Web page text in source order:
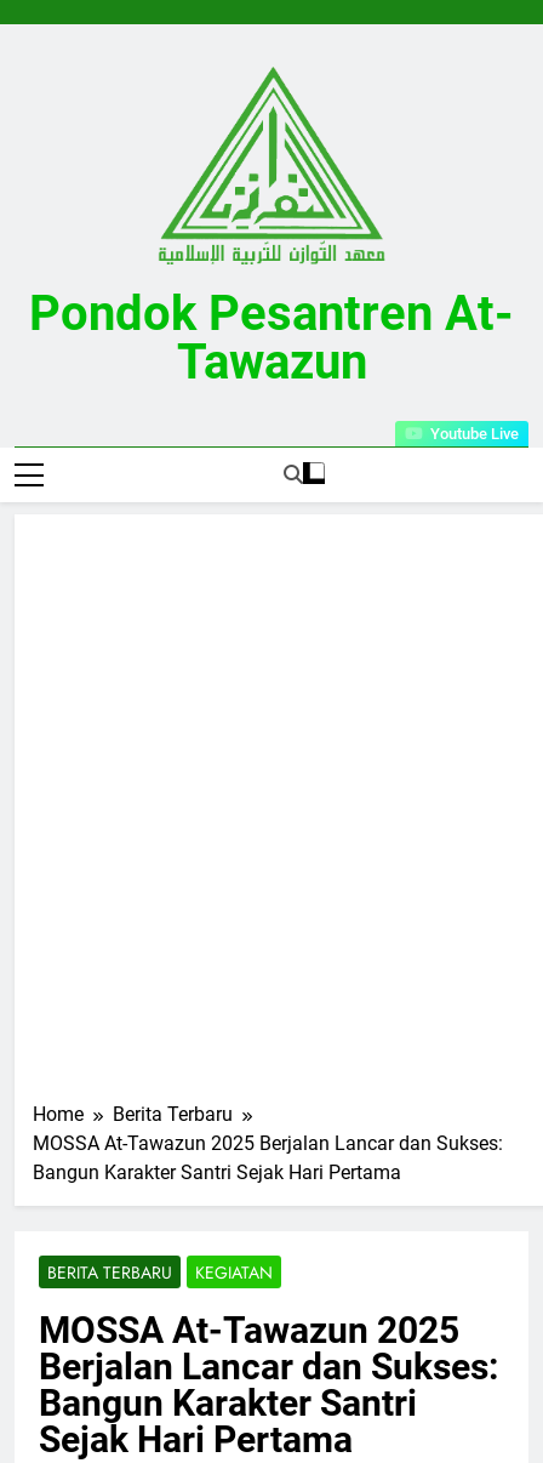
Pondok Pesantren At-
Tawazun
Youtube Live
Home
Berita Terbaru
MOSSA At-Tawazun 2025 Berjalan Lancar dan Sukses:
Bangun Karakter Santri Sejak Hari Pertama
BERITA TERBARU KEGIATAN
MOSSA At-Tawazun 2025
Berjalan Lancar dan Sukses:
Bangun Karakter Santri
Sejak Hari Pertama